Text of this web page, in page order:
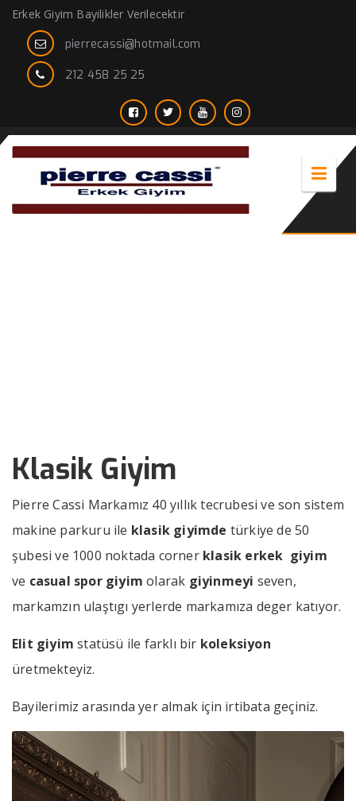
Erkek Giyim Bayilikler Verilecektir
pierrecassi@hotmail.com
212 458 25 25
Klasik Giyim
Pierre Cassi Markamız 40 yıllık tecrubesi ve son sistem
makine parkuru ile klasik giyimde türkiye de 50
şubesi ve 1000 noktada corner klasik erkek giyim
ve casual spor giyim olarak giyinmeyi seven,
markamzın ulaştıgı yerlerde markamıza deger katıyor.
Elit giyim statüsü ile farklı bir koleksiyon
üretmekteyiz.
Bayilerimiz arasında yer almak için irtibata geçiniz.